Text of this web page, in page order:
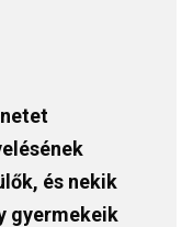
és nekik
gyermekeik